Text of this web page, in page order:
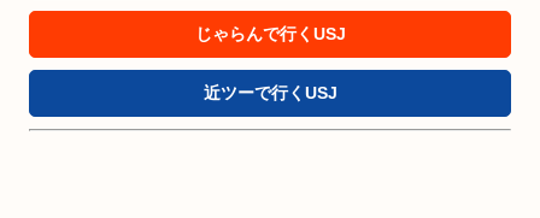
じゃらんで行くUSJ
近ツーで行くUSJ